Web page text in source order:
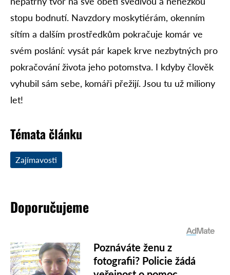
stopu bodnutí. Navzdory moskytiérám, okenním
sítím a dalším prostředkům pokračuje komár ve
svém poslání: vysát pár kapek krve nezbytných pro
pokračování života jeho potomstva. I kdyby člověk
vyhubil sám sebe, komáři přežijí. Jsou tu už miliony
let!
Témata článku
Zajímavosti
Doporučujeme